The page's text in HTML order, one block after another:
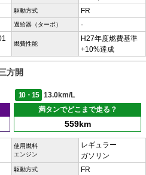
駆動方式 FR
過給器（ターボ） -
燃費性能
H27年度燃費基準
+10%達成
方開
10・15
13.0km/L
満タンでどこまで走る？
559km
使用燃料
エンジン
レギュラー
ガソリン
駆動方式 FR